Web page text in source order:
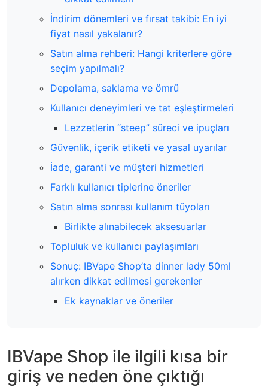
İndirim dönemleri ve fırsat takibi: En iyi
fiyat nasıl yakalanır?
Satın alma rehberi: Hangi kriterlere göre
seçim yapılmalı?
Depolama, saklama ve ömrü
Kullanıcı deneyimleri ve tat eşleştirmeleri
Lezzetlerin “steep” süreci ve ipuçları
Güvenlik, içerik etiketi ve yasal uyarılar
İade, garanti ve müşteri hizmetleri
Farklı kullanıcı tiplerine öneriler
Satın alma sonrası kullanım tüyoları
Birlikte alınabilecek aksesuarlar
Topluluk ve kullanıcı paylaşımları
Sonuç: IBVape Shop’ta dinner lady 50ml
alırken dikkat edilmesi gerekenler
Ek kaynaklar ve öneriler
IBVape Shop ile ilgili kısa bir
giriş ve neden öne çıktığı